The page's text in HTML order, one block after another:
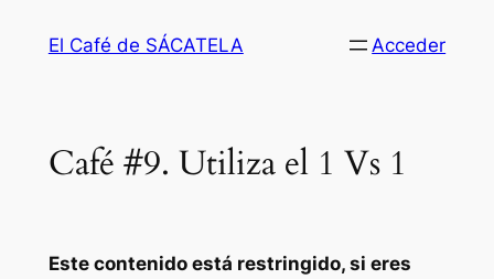
El Café de SÁCATELA Acceder
Café #9. Utiliza el 1 Vs 1
Este contenido está restringido, si eres